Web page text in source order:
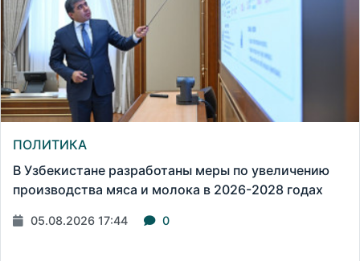
ПОЛИТИКА
В Узбекистане разработаны меры по увеличению
производства мяса и молока в 2026-2028 годах
05.08.2026 17:44 0